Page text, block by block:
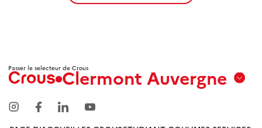
Passer le selecteur de CrousClermont Auvergne
Marseille